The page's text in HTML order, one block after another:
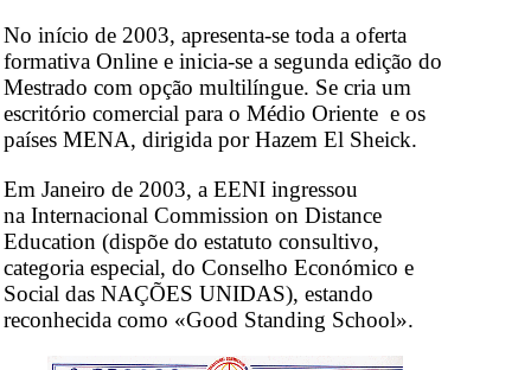
No início de 2003, apresenta-se toda a oferta
formativa Online e inicia-se a segunda edição do
Mestrado com opção multilíngue. Se cria um
escritório comercial para o Médio Oriente e os
países MENA, dirigida por Hazem El Sheick.
Em Janeiro de 2003, a EENI ingressou
na Internacional Commission on Distance
Education (dispõe do estatuto consultivo,
categoria especial, do Conselho Económico e
Social das NAÇÕES UNIDAS), estando
reconhecida como «Good Standing School».